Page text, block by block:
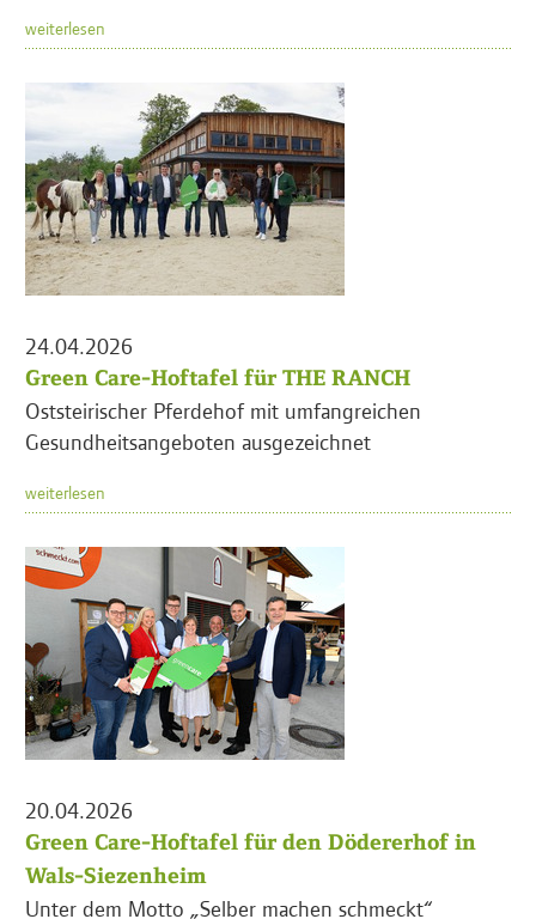
weiterlesen
24.04.2026
Green Care-Hoftafel für THE RANCH
Oststeirischer Pferdehof mit umfangreichen
Gesundheitsangeboten ausgezeichnet
weiterlesen
20.04.2026
Green Care-Hoftafel für den Dödererhof in
Wals-Siezenheim
Unter dem Motto „Selber machen schmeckt“